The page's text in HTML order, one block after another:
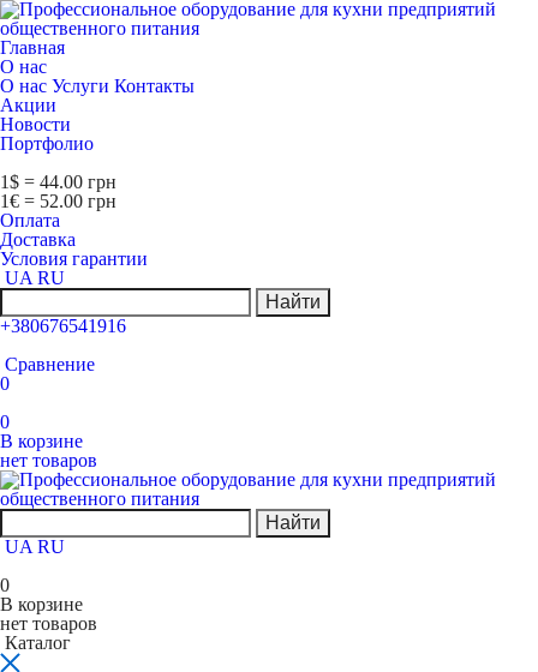
Главная
О нас
О нас Услуги Контакты
Акции
Новости
Портфолио
1$ = 44.00 грн
1€ = 52.00 грн
Оплата
Доставка
Условия гарантии
UA RU
Найти
+380676541916
Сравнение
0
0
В корзине
нет товаров
Найти
UA RU
0
В корзине
нет товаров
Каталог